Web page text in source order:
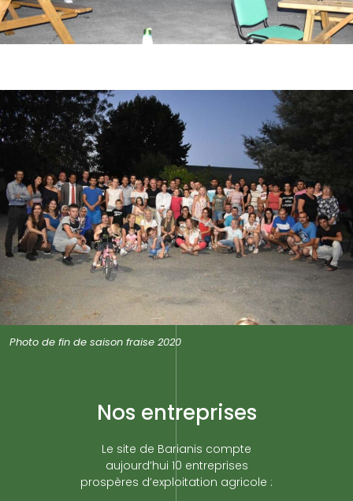
Photo de fin de saison fraise 2020
Nos entreprises
Le site de Barianis compte
aujourd’hui 10 entreprises
prospères d’exploitation agricole :